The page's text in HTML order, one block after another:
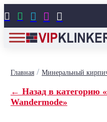
    
Главная/ Минеральный
← Назад в категорию
Wandermode»